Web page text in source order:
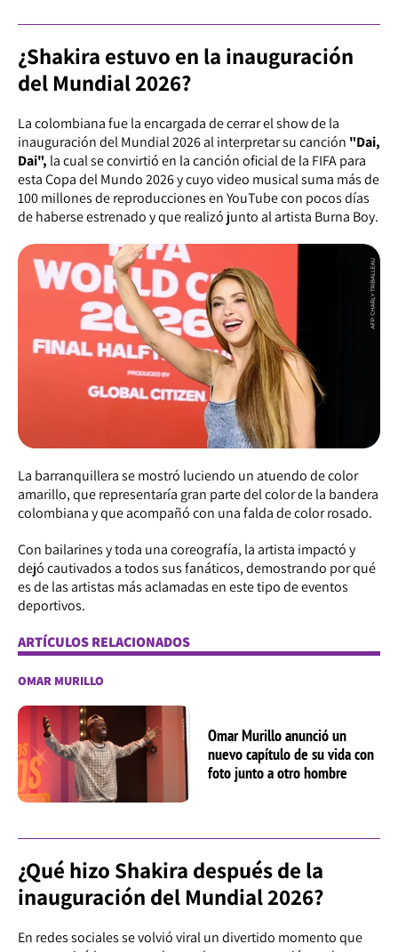
¿Shakira estuvo en la inauguración
del Mundial 2026?
La colombiana fue la encargada de cerrar el show de la
inauguración del Mundial 2026 al interpretar su canción "Dai,
Dai", la cual se convirtió en la canción oficial de la FIFA para
esta Copa del Mundo 2026 y cuyo video musical suma más de
100 millones de reproducciones en YouTube con pocos días
de haberse estrenado y que realizó junto al artista Burna Boy.
La barranquillera se mostró luciendo un atuendo de color
amarillo, que representaría gran parte del color de la bandera
colombiana y que acompañó con una falda de color rosado.
Con bailarines y toda una coreografía, la artista impactó y
dejó cautivados a todos sus fanáticos, demostrando por qué
es de las artistas más aclamadas en este tipo de eventos
deportivos.
ARTÍCULOS RELACIONADOS
OMAR MURILLO
Omar Murillo anunció un
nuevo capítulo de su vida con
foto junto a otro hombre
¿Qué hizo Shakira después de la
inauguración del Mundial 2026?
En redes sociales se volvió viral un divertido momento que